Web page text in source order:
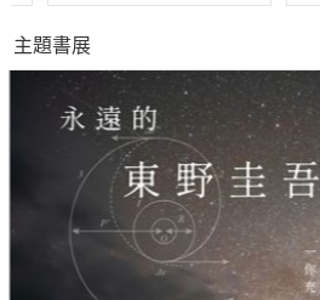
子一樣被儲存在碉堡裡……幾百年後，
界……
只有極少數人可以活著，其他全部消
一小撮人決定……
主題書展